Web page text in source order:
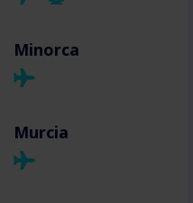
Minorca
Murcia